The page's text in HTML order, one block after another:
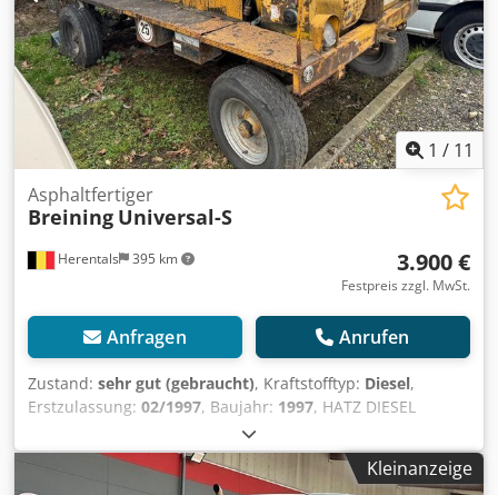
1 / 11
Herentals 395 km
Asphaltfertiger
Breining Universal-S
3.900 €
Festpreis zzgl. MwSt.
Anfragen Anrufen
Zustand: sehr gut (gebraucht), Kraftstofftyp: Diesel,
Erstzulassung: 02/1997, Baujahr: 1997, HATZ DIESEL
2L40CH Tank 1200Liter = Weitere Informationen =
Verwendungszweck: Bauwesen Csdpeydfa Aofx Adrjrf zGG:
3.800 kg Technischer Zustand: sehr gut Optischer Zustand:
Kleinanzeige